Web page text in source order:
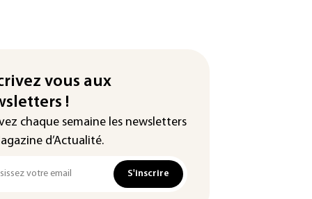
vous aux
!
chaque semaine les newsletters
d’Actualité.
S'inscrire